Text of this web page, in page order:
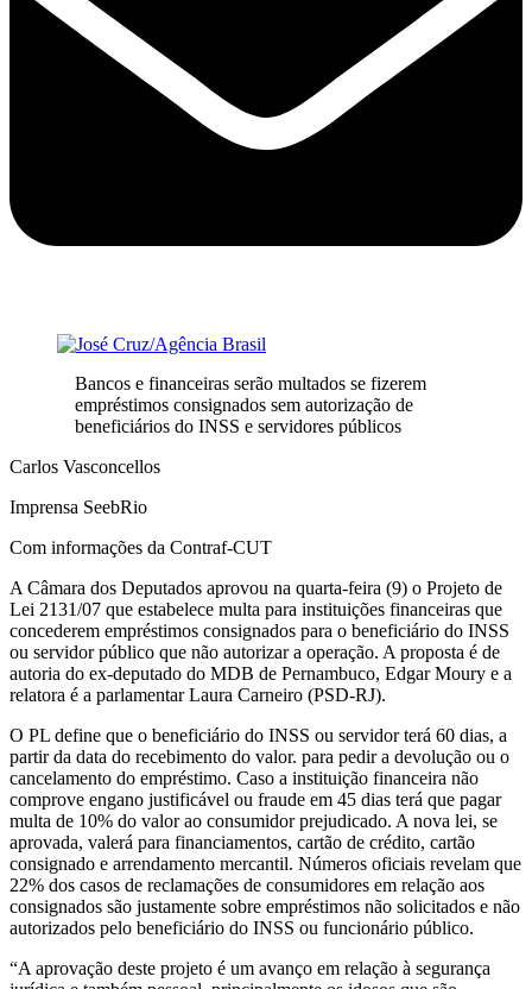
Bancos e financeiras serão multados se fizerem
empréstimos consignados sem autorização de
beneficiários do INSS e servidores públicos
Carlos Vasconcellos
Imprensa SeebRio
Com informações da Contraf-CUT
A Câmara dos Deputados aprovou na quarta-feira (9) o Projeto de
Lei 2131/07 que estabelece multa para instituições financeiras que
concederem empréstimos consignados para o beneficiário do INSS
ou servidor público que não autorizar a operação. A proposta é de
autoria do ex-deputado do MDB de Pernambuco, Edgar Moury e a
relatora é a parlamentar Laura Carneiro (PSD-RJ).
O PL define que o beneficiário do INSS ou servidor terá 60 dias, a
partir da data do recebimento do valor. para pedir a devolução ou o
cancelamento do empréstimo. Caso a instituição financeira não
comprove engano justificável ou fraude em 45 dias terá que pagar
multa de 10% do valor ao consumidor prejudicado. A nova lei, se
aprovada, valerá para financiamentos, cartão de crédito, cartão
consignado e arrendamento mercantil. Números oficiais revelam que
22% dos casos de reclamações de consumidores em relação aos
consignados são justamente sobre empréstimos não solicitados e não
autorizados pelo beneficiário do INSS ou funcionário público.
“A aprovação deste projeto é um avanço em relação à segurança